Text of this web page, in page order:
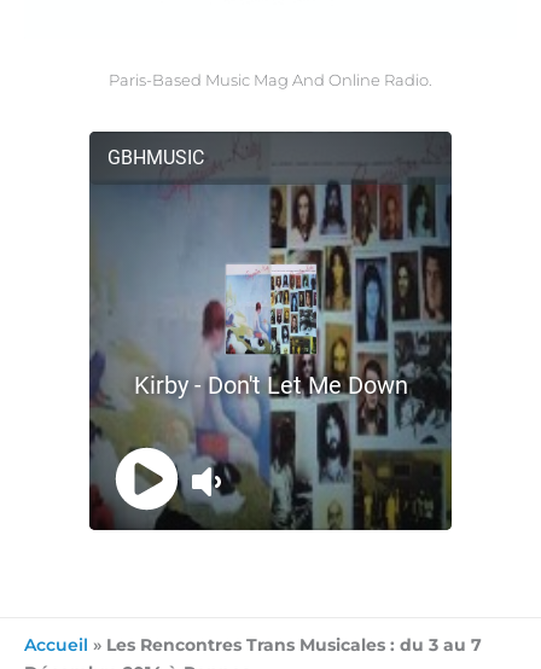
Paris-Based Music Mag And Online Radio.
Accueil » Les Rencontres Trans Musicales : du 3 au 7